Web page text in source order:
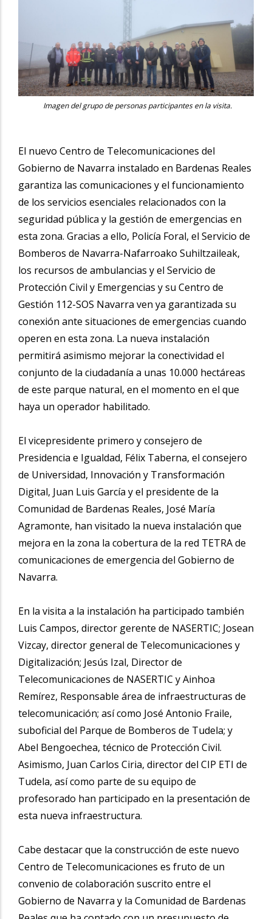
Imagen del grupo de personas participantes en la visita.
El nuevo Centro de Telecomunicaciones del
Gobierno de Navarra instalado en Bardenas Reales
garantiza las comunicaciones y el funcionamiento
de los servicios esenciales relacionados con la
seguridad pública y la gestión de emergencias en
esta zona. Gracias a ello, Policía Foral, el Servicio de
Bomberos de Navarra-Nafarroako Suhiltzaileak,
los recursos de ambulancias y el Servicio de
Protección Civil y Emergencias y su Centro de
Gestión 112-SOS Navarra ven ya garantizada su
conexión ante situaciones de emergencias cuando
operen en esta zona. La nueva instalación
permitirá asimismo mejorar la conectividad el
conjunto de la ciudadanía a unas 10.000 hectáreas
de este parque natural, en el momento en el que
haya un operador habilitado.
El vicepresidente primero y consejero de
Presidencia e Igualdad, Félix Taberna, el consejero
de Universidad, Innovación y Transformación
Digital, Juan Luis García y el presidente de la
Comunidad de Bardenas Reales, José María
Agramonte, han visitado la nueva instalación que
mejora en la zona la cobertura de la red TETRA de
comunicaciones de emergencia del Gobierno de
Navarra.
En la visita a la instalación ha participado también
Luis Campos, director gerente de NASERTIC; Josean
Vizcay, director general de Telecomunicaciones y
Digitalización; Jesús Izal, Director de
Telecomunicaciones de NASERTIC y Ainhoa
Remírez, Responsable área de infraestructuras de
telecomunicación; así como José Antonio Fraile,
suboficial del Parque de Bomberos de Tudela; y
Abel Bengoechea, técnico de Protección Civil.
Asimismo, Juan Carlos Ciria, director del CIP ETI de
Tudela, así como parte de su equipo de
profesorado han participado en la presentación de
esta nueva infraestructura.
Cabe destacar que la construcción de este nuevo
Centro de Telecomunicaciones es fruto de un
convenio de colaboración suscrito entre el
Gobierno de Navarra y la Comunidad de Bardenas